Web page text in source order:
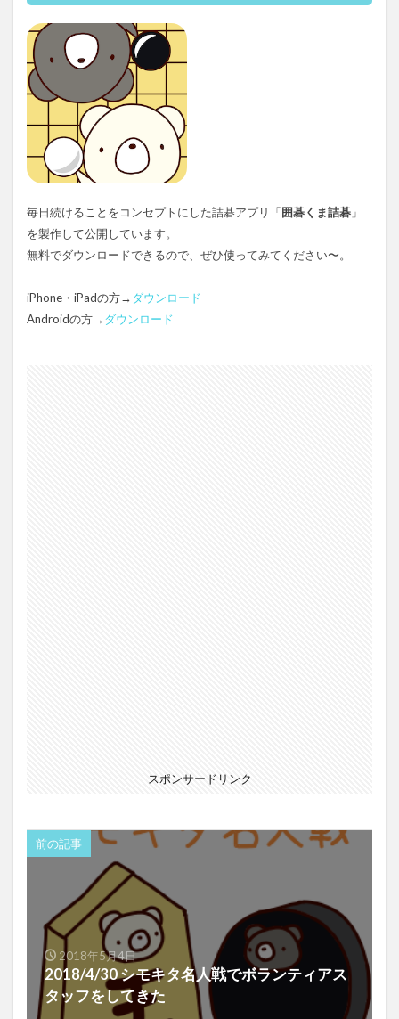
毎日続けることをコンセプトにした詰碁アプリ「囲碁くま詰碁 」
を製作して公開しています。
無料でダウンロードできるので、ぜひ使ってみてください〜。
iPhone・iPadの方→ダウンロード
Androidの方→ダウンロード
スポンサードリンク
前の記事
2018年5月4日
2018/4/30 シモキタ名人戦でボランティアス
タッフをしてきた